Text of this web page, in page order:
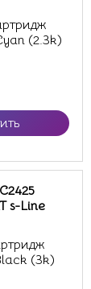
(2.3k)
s-Line
(3k)